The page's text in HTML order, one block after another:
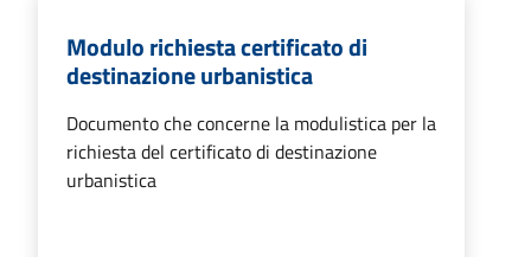
Modulo richiesta certificato di
destinazione urbanistica
Documento che concerne la modulistica per la
richiesta del certificato di destinazione
urbanistica